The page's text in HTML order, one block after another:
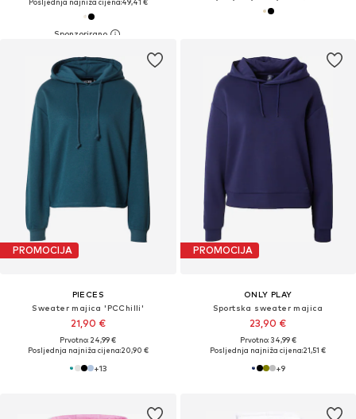
PROMOCIJA
PIECES
Sweater majica 'PCChilli'
21,90 €
Prvotno: 24,99 €
Posljednja najniža cijena:20,90 €
+13
PROMOCIJA
ONLY PLAY
Sportska sweater majica
23,90 €
Prvotno: 34,99 €
Posljednja najniža cijena:21,51 €
+9